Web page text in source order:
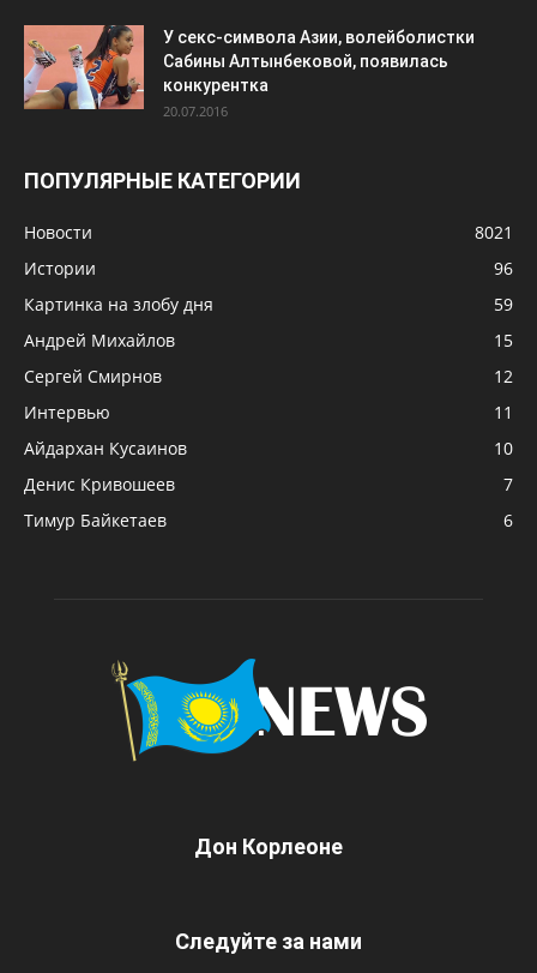
У секс-символа Азии, волейболистки
Сабины Алтынбековой, появилась
конкурентка
20.07.2016
ПОПУЛЯРНЫЕ КАТЕГОРИИ
Новости
8021
Истории
96
Картинка на злобу дня
59
Андрей Михайлов
15
Сергей Смирнов
12
Интервью
11
Айдархан Кусаинов
10
Денис Кривошеев
7
Тимур Байкетаев
6
Дон Корлеоне
Следуйте за нами